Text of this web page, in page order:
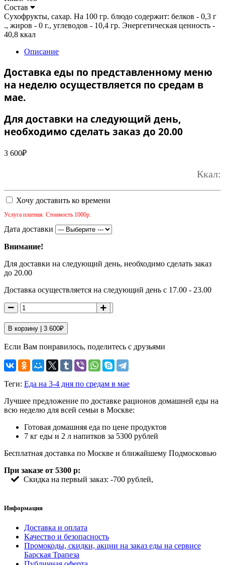
Состав
Сухофрукты, сахар. На 100 гр. блюдо содержит: белков - 0,3 г
., жиров - 0 г., углеводов - 10,4 гр. Энергетическая ценность -
40,8 ккал
Описание
Доставка еды по представленному меню
на неделю осуществляется по средам в
мае.
Для доставки на следующий день,
необходимо сделать заказ до 20.00
3 600₽
Ккал:
Хочу доставить ко времени
Услуга платная. Стоимость 1000р.
Дата доставки
Внимание!
Для доставки на следующий день, необходимо сделать заказ
до 20.00
Доставка осуществляется на следующий день с 17.00 - 23.00
В корзину | 3 600₽
Если Вам понравилось, поделитесь с друзьями
Теги: Еда на 3-4 дня по средам в мае
Лучшее предложение по доставке рационов домашней еды на
всю неделю для всей семьи в Москве:
Готовая домашняя еда по цене продуктов
7 кг еды и 2 л напитков за 5300 рублей
Бесплатная доставка по Москве и ближайшему Подмосковью
При заказе от 5300 р:
Скидка на первый заказ: -700 рублей,
Информация
Доставка и оплата
Качество и безопасность
Промокоды, скидки, акции на заказ еды на сервисе
Барская Трапеза